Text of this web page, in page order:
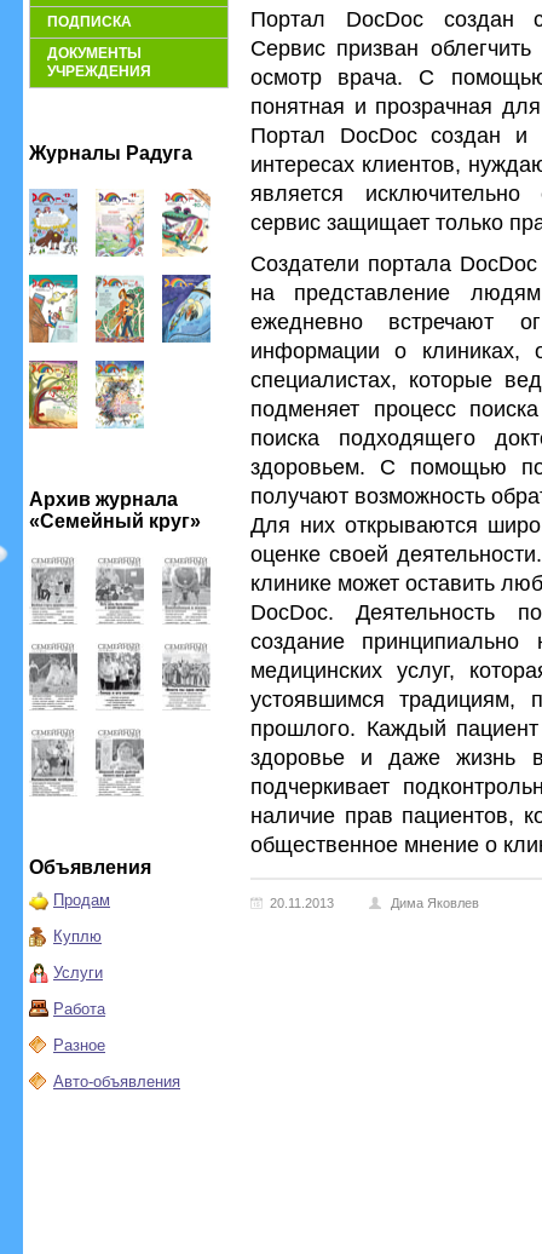
ПОДПИСКА
ДОКУМЕНТЫ
УЧРЕЖДЕНИЯ
Журналы Радуга
Архив журнала
«Семейный круг»
Объявления
Продам
Куплю
Услуги
Работа
Разное
Авто-объявления
Портал DocDoc создан
Сервис призван
осмотр врача. С
понятная и прозрачная
Портал DocDoc создан и
интересах клиентов,
является
сервис защищает только
Создатели портала
на представление
ежедневно встречают
информации о клиниках,
специалистах, которые
подменяет процесс
поиска подходящего
здоровьем. С помощью
получают возможность
Для них открываются
оценке своей
клинике может оставить
DocDoc. Деятельность
создание принципиально
медицинских услуг,
устоявшимся традициям,
прошлого. Каждый
здоровье и даже жизнь
подчеркивает
наличие прав пациентов,
общественное мнение о
20.11.2013 Дима Яковлев